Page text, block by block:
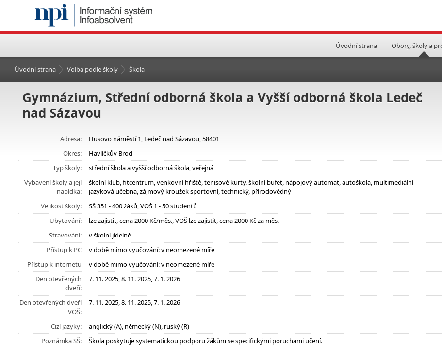
Úvodní strana Obory, školy a
Úvodní strana Volba podle školy Škola
Gymnázium, Střední odborná škola a Vyšší odborná škola Ledeč
nad Sázavou
Adresa:
Husovo náměstí 1, Ledeč nad Sázavou, 58401
Okres:
Havlíčkův Brod
Typ školy:
střední škola a vyšší odborná škola, veřejná
Vybavení školy a její
nabídka:
školní klub, fitcentrum, venkovní hřiště, tenisové kurty, školní bufet, nápojový automat, autoškola, multimediální
jazyková učebna, zájmový kroužek sportovní, technický, přírodovědný
Velikost školy:
SŠ 351 - 400 žáků, VOŠ 1 - 50 studentů
Ubytování:
lze zajistit, cena 2000 Kč/měs., VOŠ lze zajistit, cena 2000 Kč za měs.
Stravování:
v školní jídelně
Přístup k PC
v době mimo vyučování: v neomezené míře
Přístup k internetu
v době mimo vyučování: v neomezené míře
Den otevřených
dveří:
7. 11. 2025, 8. 11. 2025, 7. 1. 2026
Den otevřených dveří
VOŠ:
7. 11. 2025, 8. 11. 2025, 7. 1. 2026
Cizí jazyky:
anglický (A), německý (N), ruský (R)
Poznámka SŠ:
Škola poskytuje systematickou podporu žákům se specifickými poruchami učení.